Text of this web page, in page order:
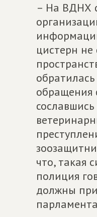
– На ВДНХ
цистерн
обращения
что, такая
полиция
должны